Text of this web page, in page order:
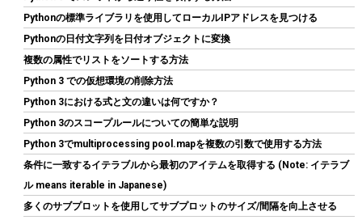
Biwin NV7400 1TB SSD NVMe2.0 M.2 Type 2280 PCIe Gen4×4 最
大読込：7450MB/s (R:7450MB/s、W:6500MB/s) 内蔵SSD 高耐
久 PS5/PS5 Pro動作確認済み メーカー5年保証
(546827) GBP 134.59 (2026-08-09 04:05 GMT +09:00 時点 -
こちら)
Pythonの標準ライブラリを使用してローカルIPアドレスを見つける
Pythonの日付文字列を日付オブジェクトに変換
複数の属性でリストをソートする方法
Python 3 での仮想環境の削除方法
Python 3における式と文の違いは何ですか？
Python 3のスコープルールについての簡単な説明
Python 3でmultiprocessing pool.mapを複数の引数で使用する方法
条件に一致するイテラブルから最初のアイテムを取得する (Note: イテラブ
ル means iterable in Japanese)
多くのサブプロットを使用してサブプロットのサイズ/間隔を向上させる